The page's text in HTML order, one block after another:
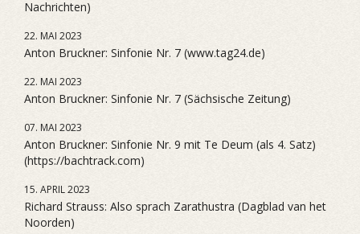
Nachrichten)
22. MAI 2023
Anton Bruckner: Sinfonie Nr. 7 (www.tag24.de)
22. MAI 2023
Anton Bruckner: Sinfonie Nr. 7 (Sächsische Zeitung)
07. MAI 2023
Anton Bruckner: Sinfonie Nr. 9 mit Te Deum (als 4. Satz)
(https://bachtrack.com)
15. APRIL 2023
Richard Strauss: Also sprach Zarathustra (Dagblad van het
Noorden)